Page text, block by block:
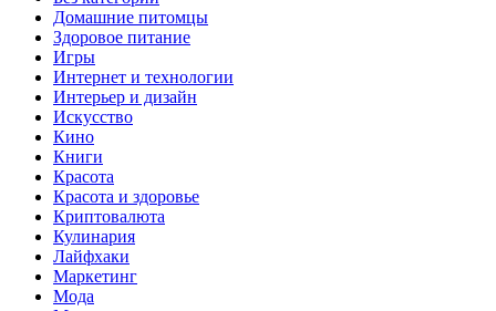
Домашние питомцы
Здоровое питание
Игры
Интернет и технологии
Интерьер и дизайн
Искусство
Кино
Книги
Красота
Красота и здоровье
Криптовалюта
Кулинария
Лайфхаки
Маркетинг
Мода